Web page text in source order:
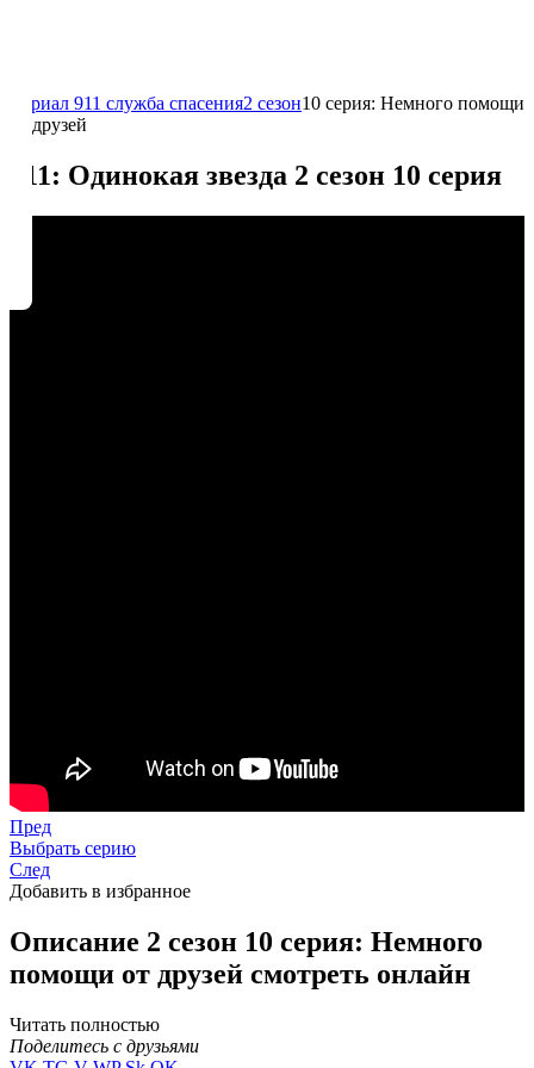
Сериал 911 служба спасения2 сезон10 серия: Немного помощи
от друзей
911: Одинокая звезда 2 сезон 10 серия
Пред
Выбрать серию
След
Добавить в избранное
Описание 2 сезон 10 серия: Немного
помощи от друзей смотреть онлайн
Читать полностью
Поделитесь с друзьями